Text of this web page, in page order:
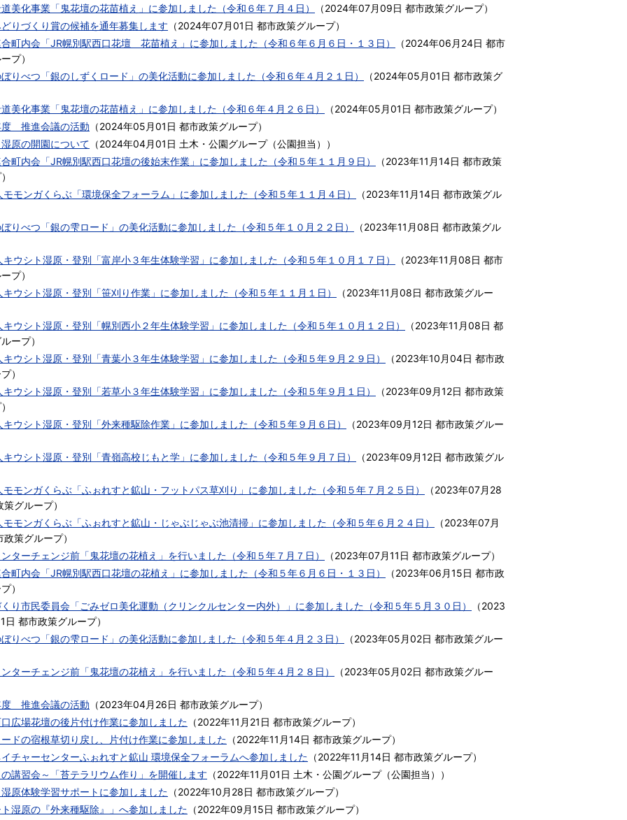
美化事業「鬼花壇の花苗植え」に参加しました（令和６年７月４日）
（2024年07月09日 都市政策グループ）
りづくり賞の候補を通年募集します （2024年07月01日 都市政策グループ）
町内会「JR幌別駅西口花壇 花苗植え」に参加しました（令和６年６月６日・１３日）
（2024年06月24日 都市
プ）
りべつ「銀のしずくロード」の美化活動に参加しました（令和６年４月２１日）
（2024年05月01日 都市政策グ
美化事業「鬼花壇の花苗植え」に参加しました（令和６年４月２６日）
（2024年05月01日 都市政策グループ）
度 推進会議の活動 （2024年05月01日 都市政策グループ）
原の開園について （2024年04月01日 土木・公園グループ（公園担当）
）
町内会「JR幌別駅西口花壇の後始末作業」に参加しました（令和５年１１月９日）
（2023年11月14日 都市政策
）
モンガくらぶ「環境保全フォーラム」に参加しました（令和５年１１月４日）
（2023年11月14日 都市政策グル
りべつ「銀の雫ロード」の美化活動に参加しました（令和５年１０月２２日） （2023年11月08日 都市政策グル
ウシト湿原・登別「富岸小３年生体験学習」に参加しました（令和５年１０月１７日） （2023年11月08日 都市
プ）
ウシト湿原・登別「笹刈り作業」に参加しました（令和５年１１月１日）
（2023年11月08日 都市政策グルー
ウシト湿原・登別「幌別西小２年生体験学習」に参加しました（令和５年１０月１２日） （2023年11月08日 都
ープ）
ウシト湿原・登別「青葉小３年生体験学習」に参加しました（令和５年９月２９日）
（2023年10月04日 都市政
）
ウシト湿原・登別「若草小３年生体験学習」に参加しました（令和５年９月１日）
（2023年09月12日 都市政策
）
ウシト湿原・登別「外来種駆除作業」に参加しました（令和５年９月６日）
（2023年09月12日 都市政策グルー
ウシト湿原・登別「青嶺高校じもと学」に参加しました（令和５年９月７日） （2023年09月12日 都市政策グル
モンガくらぶ「ふぉれすと鉱山・フットパス草刈り」に参加しました（令和５年７月２５日） （2023年07月28
策グループ）
モンガくらぶ「ふぉれすと鉱山・じゃぶじゃぶ池清掃」に参加しました（令和５年６月２４日）
（2023年07月
政策グループ）
ターチェンジ前「鬼花壇の花植え」を行いました（令和５年７月７日）
（2023年07月11日 都市政策グループ）
町内会「JR幌別駅西口花壇の花植え」に参加しました（令和５年６月６日・１３日）
（2023年06月15日 都市政
）
り市民委員会「ごみゼロ美化運動（クリンクルセンター内外）」に参加しました（令和５年５月３０日）
（2023
日 都市政策グループ）
りべつ「銀の雫ロード」の美化活動に参加しました（令和５年４月２３日）
（2023年05月02日 都市政策グルー
ターチェンジ前「鬼花壇の花植え」を行いました（令和５年４月２８日） （2023年05月02日 都市政策グルー
度 推進会議の活動 （2023年04月26日 都市政策グループ）
広場花壇の後片付け作業に参加しました （2022年11月21日 都市政策グループ）
ドの宿根草切り戻し、片付け作業に参加しました （2022年11月14日 都市政策グループ）
チャーセンターふぉれすと鉱山 環境保全フォーラムへ参加しました （2022年11月14日 都市政策グループ）
講習会～「苔テラリウム作り」を開催します （2022年11月01日 土木・公園グループ（公園担当）
）
原体験学習サポートに参加しました （2022年10月28日 都市政策グループ）
湿原の『外来種駆除』」へ参加しました （2022年09月15日 都市政策グループ）